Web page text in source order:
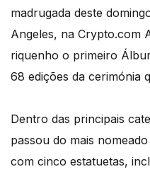
madrugada deste
Angeles, na Crypto.com
riquenho o primeiro
68 edições da cerimónia
Dentro das principais
passou do mais
com cinco estatuetas,